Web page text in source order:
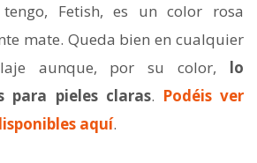
Fetish, es un color rosa
mate. Queda bien en cualquier
aunque, por su color, lo
para pieles claras. Podéis ver
aquí.